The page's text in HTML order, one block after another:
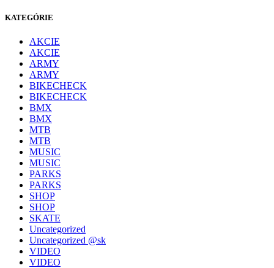
KATEGÓRIE
AKCIE
AKCIE
ARMY
ARMY
BIKECHECK
BIKECHECK
BMX
BMX
MTB
MTB
MUSIC
MUSIC
PARKS
PARKS
SHOP
SHOP
SKATE
Uncategorized
Uncategorized @sk
VIDEO
VIDEO